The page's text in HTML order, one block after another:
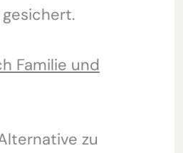
Familie und
zu